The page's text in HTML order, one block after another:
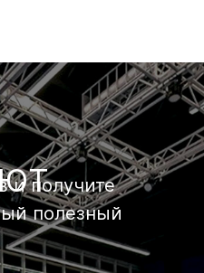
и получите
полезный